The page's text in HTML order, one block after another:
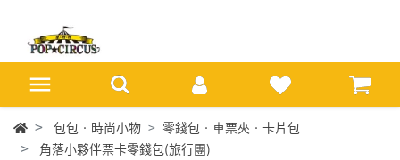
包包‧時尚小物
零錢包‧車票夾‧卡片包
角落小夥伴票卡零錢包(旅行團)